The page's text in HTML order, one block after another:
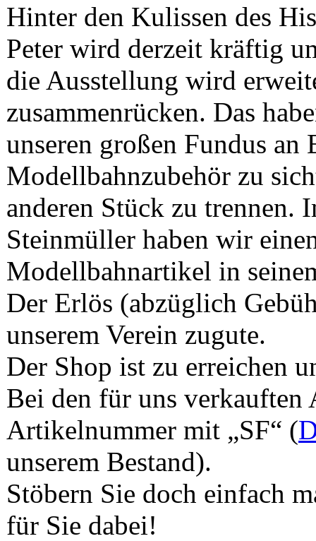
Hinter den Kulissen des
Peter wird derzeit kräftig
die Ausstellung wird
zusammenrücken. Das
unseren großen Fundus an
Modellbahnzubehör zu
anderen Stück zu trennen.
Steinmüller haben wir
Modellbahnartikel in
Der Erlös (abzüglich
unserem Verein zugute.
Der Shop ist zu erreichen
Bei den für uns
Artikelnummer mit „SF“ (
unserem Bestand).
Stöbern Sie doch einfach
für Sie dabei!